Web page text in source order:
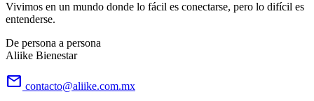
Vivimos en un mundo donde lo fácil es conectarse, pero lo difícil es
entenderse.
De persona a persona
Aliike Bienestar
email contacto@aliike.com.mx